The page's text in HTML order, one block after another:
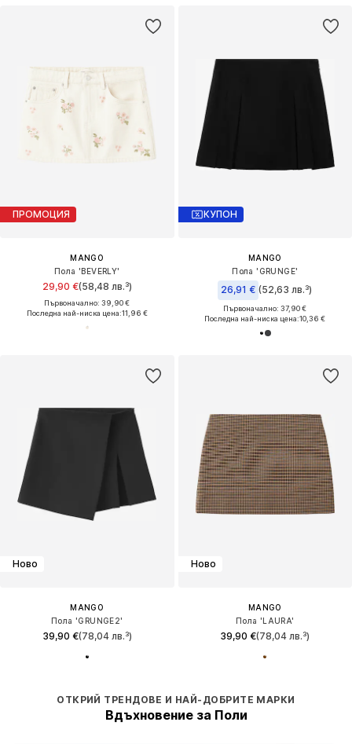
ПРОМОЦИЯ
MANGO
Пола 'BEVERLY'
29,90 €(58,48 лв.³)
Първоначално: 39,90 €
Последна най-ниска цена:11,96 €
КУПОН
MANGO
Пола 'GRUNGE'
26,91 € (52,63 лв.³)
Първоначално: 37,90 €
Последна най-ниска цена:10,36 €
Ново
MANGO
Пола 'GRUNGE2'
39,90 €(78,04 лв.³)
Ново
MANGO
Пола 'LAURA'
39,90 €(78,04 лв.³)
ОТКРИЙ ТРЕНДОВЕ И НАЙ-ДОБРИТЕ МАРКИ
Вдъхновение за Поли